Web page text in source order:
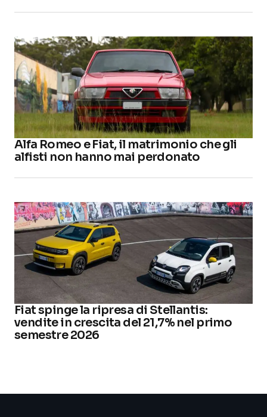
Alfa Romeo e Fiat, il matrimonio che gli
alfisti non hanno mai perdonato
Fiat spinge la ripresa di Stellantis:
vendite in crescita del 21,7% nel primo
semestre 2026